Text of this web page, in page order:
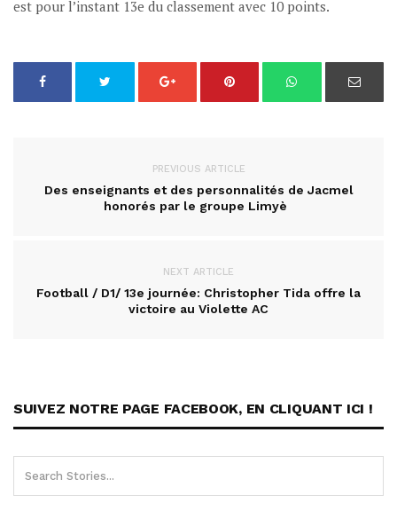
est pour l’instant 13e du classement avec 10 points.
PREVIOUS ARTICLE
Des enseignants et des personnalités de Jacmel
honorés par le groupe Limyè
NEXT ARTICLE
Football / D1/ 13e journée: Christopher Tida offre la
victoire au Violette AC
SUIVEZ NOTRE PAGE FACEBOOK, EN CLIQUANT ICI !